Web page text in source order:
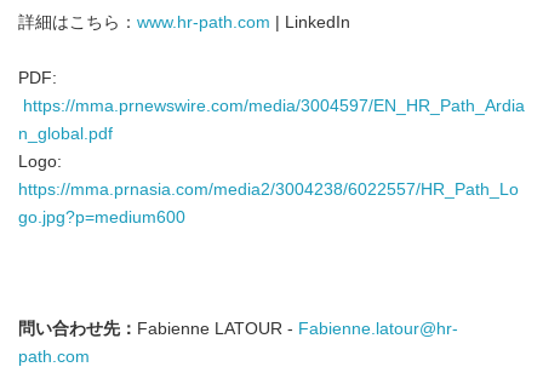
詳細はこちら： www.hr-path.com | LinkedIn
PDF:
https://mma.prnewswire.com/media/3004597/EN_HR_Path_Ardia
n_global.pdf
Logo:
https://mma.prnasia.com/media2/3004238/6022557/HR_Path_Lo
go.jpg?p=medium600
問い合わせ先： Fabienne LATOUR - Fabienne.latour@hr-
path.com